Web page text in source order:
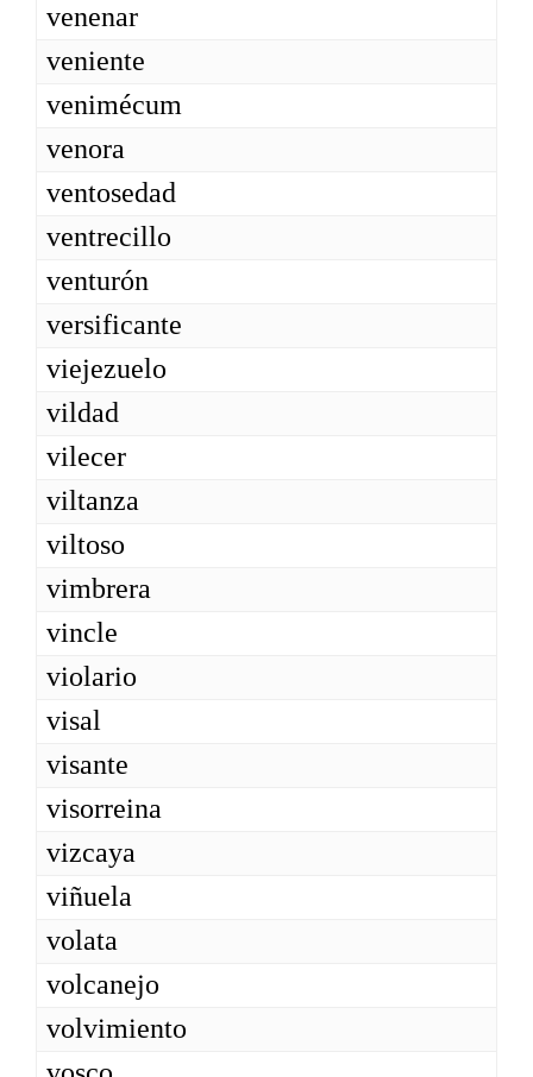
venenar
veniente
venimécum
venora
ventosedad
ventrecillo
venturón
versificante
viejezuelo
vildad
vilecer
viltanza
viltoso
vimbrera
vincle
violario
visal
visante
visorreina
vizcaya
viñuela
volata
volcanejo
volvimiento